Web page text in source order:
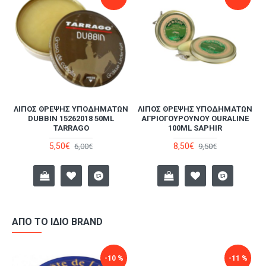
ΛΊΠΟΣ ΘΡΈΨΗΣ ΥΠΟΔΗΜΆΤΩΝ
DUBBIN 15262018 50ML
TARRAGO
5,50€ 6,00€
ΛΊΠΟΣ ΘΡΈΨΗΣ ΥΠΟΔΗΜΆΤΩΝ
ΑΓΡΙΟΓΟΎΡΟΥΝΟΥ OURALINE
100ML SAPHIR
8,50€ 9,50€
ΑΠΌ ΤΟ ΊΔΙΟ BRAND
-10 % -11 %